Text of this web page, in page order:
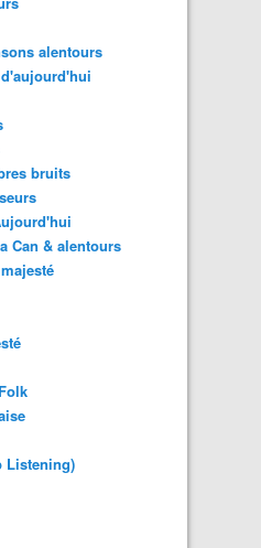
alentours
bruits
Can & alentours
Listening)